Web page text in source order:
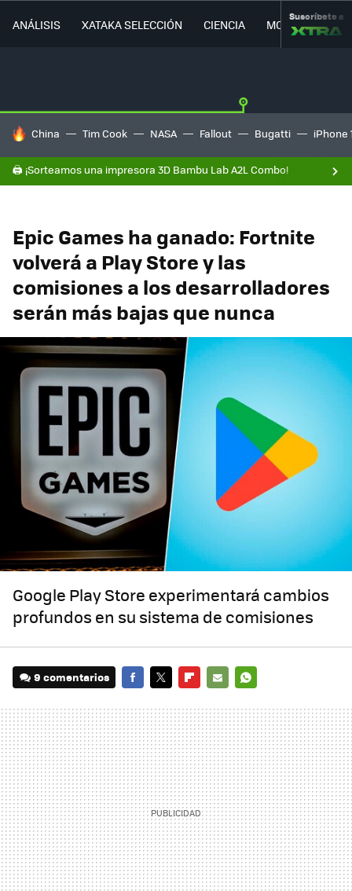
ANÁLISIS XATAKA SELECCIÓN CIENCIA MOVILIDAD
Suscríbete a
HOY SE HABLA DE
China Tim Cook NASA Fallout Bugatti iPhone
🖨️ ¡Sorteamos una impresora 3D Bambu Lab A2L Combo!
Epic Games ha ganado: Fortnite
volverá a Play Store y las
comisiones a los desarrolladores
serán más bajas que nunca
Google Play Store experimentará cambios
profundos en su sistema de comisiones
9 comentarios
MAIL